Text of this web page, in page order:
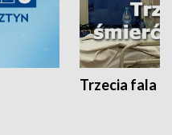
Trzecia fala -